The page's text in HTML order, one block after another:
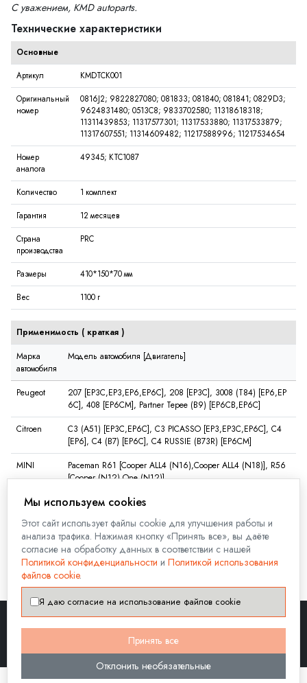
С уважением, KMD autoparts.
Технические характеристики
Основные
Артикул KMDTCK001
Оригинальный
номер
0816J2; 9822827080; 081833; 081840; 081841; 0829D3;
9624831480; 0513C8; 9833702580; 11318618318;
11311439853; 11317577301; 11317533880; 11317533879;
11317607551; 11314609482; 11217588996; 11217534654
Номер
аналога
49345; KTC1087
Количество 1 комплект
Гарантия 12 месяцев
Страна
производства
PRC
Размеры 410*150*70 мм
Вес 1100 г
Применимость ( краткая)
Марка
автомобиля
Модель автомобиля [Двигатель]
Peugeot
207 [EP3C,EP3,EP6,EP6C], 208 [EP3C], 3008 (T84) [EP6,EP
6C], 408 [EP6CM], Partner Tepee (B9) [EP6CB,EP6C]
Citroen
C3 (A51) [EP3C,EP6C], C3 PICASSO [EP3,EP3C,EP6C], C4
[EP6], C4 (B7) [EP6C], C4 RUSSIE (B73R) [EP6CM]
MINI
Paceman R61 [Cooper ALL4 (N16),Cooper ALL4 (N18)], R56
[Cooper (N12),One (N12)]
Посмотреть полную совместимость
ⓘ Применимость указана справочная, точную применимость уточняйте по
VIN коду автомобиля. Для этого заполните форму на вкладке "Задать
вопрос" на данной странице.
Мы используем cookies
Этот сайт использует файлы cookie для улучшения работы и
анализа трафика. Нажимая кнопку «Принять все», вы даёте
согласие на обработку данных в соответствии с нашей
Политикой конфиденциальности и Политикой использования
файлов cookie.
Я даю согласие на использование файлов cookie
Принять все
Отклонить необязательные
Telegram